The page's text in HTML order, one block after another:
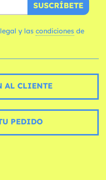
SUSCRÍBETE
y las condiciones
AL CLIENTE
PEDIDO